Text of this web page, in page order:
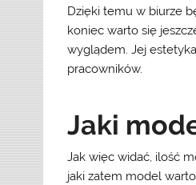
Dzięki temu w biurze
koniec warto się
wyglądem. Jej
pracowników.
Jaki
Jak więc widać, ilość
jaki zatem model